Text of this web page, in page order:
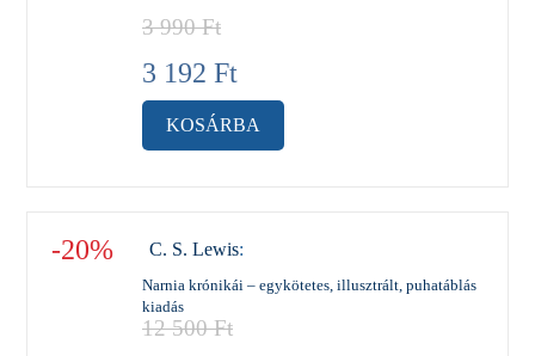
3 990Ft
3 192 Ft
KOSÁRBA
-20% C. S. Lewis:
Narnia krónikái – egykötetes, illusztrált, puhatáblás
kiadás
12 500Ft